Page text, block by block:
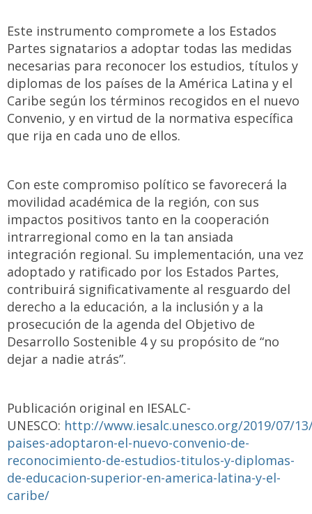
Este instrumento compromete a los Estados
Partes signatarios a adoptar todas las medidas
necesarias para reconocer los estudios, títulos y
diplomas de los países de la América Latina y el
Caribe según los términos recogidos en el nuevo
Convenio, y en virtud de la normativa específica
que rija en cada uno de ellos.
Con este compromiso político se favorecerá la
movilidad académica de la región, con sus
impactos positivos tanto en la cooperación
intrarregional como en la tan ansiada
integración regional. Su implementación, una vez
adoptado y ratificado por los Estados Partes,
contribuirá significativamente al resguardo del
derecho a la educación, a la inclusión y a la
prosecución de la agenda del Objetivo de
Desarrollo Sostenible 4 y su propósito de “no
dejar a nadie atrás”.
Publicación original en IESALC-
UNESCO: http://www.iesalc.unesco.org/2019/07/
paises-adoptaron-el-nuevo-convenio-de-
reconocimiento-de-estudios-titulos-y-diplomas-
de-educacion-superior-en-america-latina-y-el-
caribe/